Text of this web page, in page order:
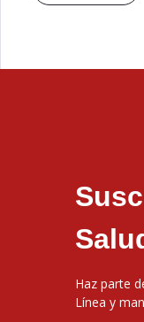
Haz parte
Línea y